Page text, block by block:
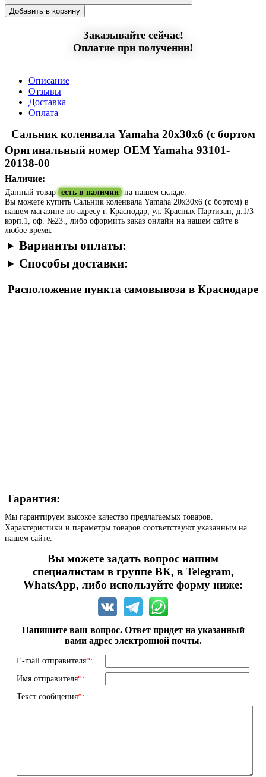
Добавить в корзину
Заказывайте сейчас!
Оплатие при получении!
Описание
Отзывы
Доставка
Оплата
Сальник коленвала Yamaha 20х30х6 (c бортом
Oригинальный номер OEM Yamaha 93101-
20138-00
Наличие:
Данный товар есть в наличии на нашем складе.
Вы можете купить Сальник коленвала Yamaha 20х30х6 (c бортом) в
нашем магазине по адресу г. Краснодар, ул. Красных Партизан, д.1/3
корп.1, оф. №23., либо оформить заказ онлайн на нашем сайте в
любое время.
Варианты оплаты:
Способы доставки:
Расположение пункта самовывоза в Краснодаре
Гарантия:
Мы гарантируем высокое качество предлагаемых товаров.
Характеристики и параметры товаров соответствуют указанным на
нашем сайте.
Вы можете задать вопрос нашим
специалистам в группе ВК, в Telegram,
WhatsApp, либо используйте форму ниже:
Напишите ваш вопрос. Ответ придет на указанный
вами адрес электронной почты.
E-mail отправителя*:
Имя отправителя*:
Текст сообщения*: